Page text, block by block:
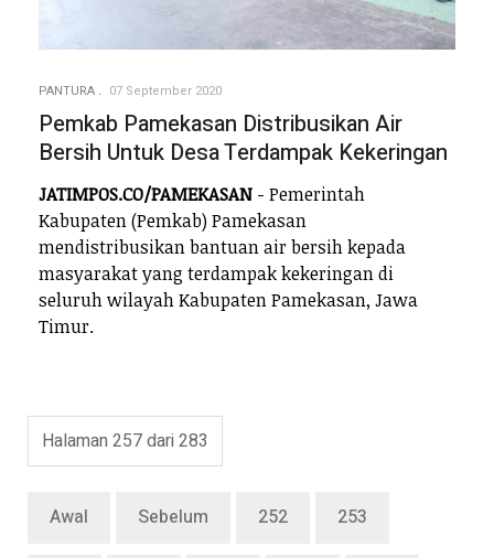
PANTURA 07 September 2020
Pemkab Pamekasan Distribusikan Air
Bersih Untuk Desa Terdampak Kekeringan
JATIMPOS.CO/PAMEKASAN - Pemerintah
Kabupaten (Pemkab) Pamekasan
mendistribusikan bantuan air bersih kepada
masyarakat yang terdampak kekeringan di
seluruh wilayah Kabupaten Pamekasan, Jawa
Timur.
Halaman 257 dari 283
Awal Sebelum 252 253